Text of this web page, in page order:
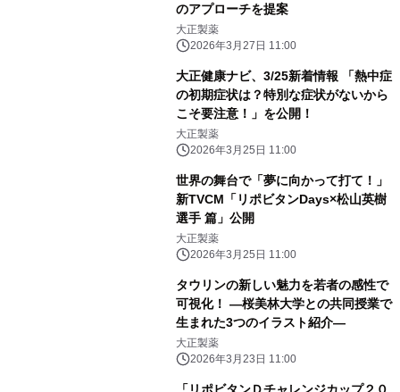
のアプローチを提案
大正製薬
2026年3月27日 11:00
大正健康ナビ、3/25新着情報 「熱中症
の初期症状は？特別な症状がないから
こそ要注意！」を公開！
大正製薬
2026年3月25日 11:00
世界の舞台で「夢に向かって打て！」
新TVCM「リポビタンDays×松山英樹
選手 篇」公開
大正製薬
2026年3月25日 11:00
タウリンの新しい魅力を若者の感性で
可視化！ ―桜美林大学との共同授業で
生まれた3つのイラスト紹介―
大正製薬
2026年3月23日 11:00
「リポビタンＤチャレンジカップ２０